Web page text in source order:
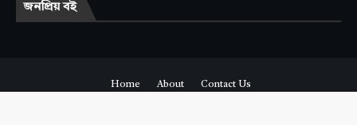
জনপ্রিয় বই
Home About Contact Us